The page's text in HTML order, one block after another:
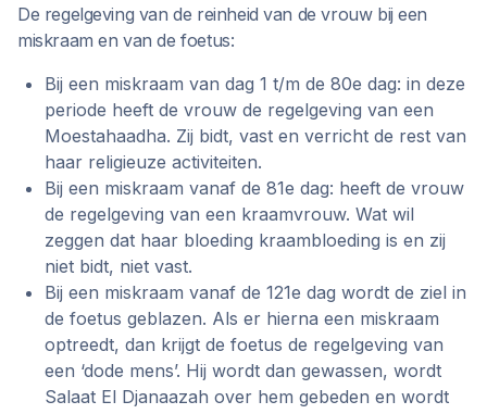
De regelgeving van de reinheid van de vrouw bij een
miskraam en van de foetus:
Bij een miskraam van dag 1 t/m de 80e dag: in deze
periode heeft de vrouw de regelgeving van een
Moestahaadha. Zij bidt, vast en verricht de rest van
haar religieuze activiteiten.‍‍
Bij een miskraam vanaf de 81e dag: heeft de vrouw
de regelgeving van een kraamvrouw. Wat wil
zeggen dat haar bloeding kraambloeding is en zij
niet bidt, niet vast.
Bij een miskraam vanaf de 121e dag wordt de ziel in
de foetus geblazen. Als er hierna een miskraam
optreedt, dan krijgt de foetus de regelgeving van
een ‘dode mens’. Hij wordt dan gewassen, wordt
Salaat El Djanaazah over hem gebeden en wordt